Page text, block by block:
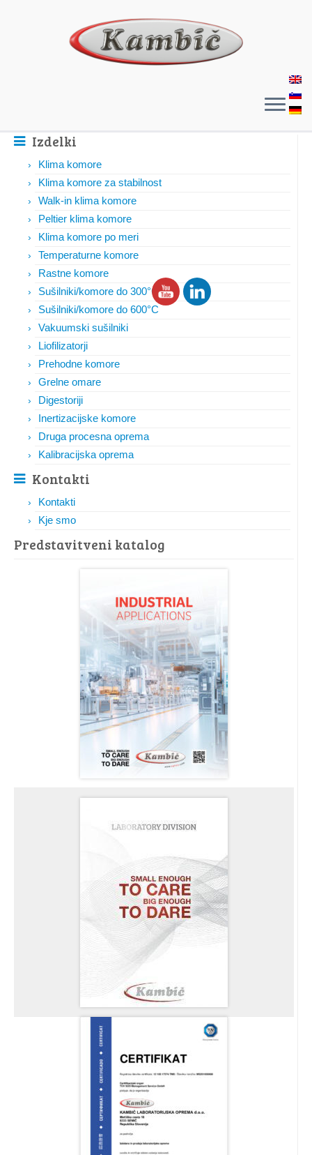
Izdelki
Klima komore
Klima komore za stabilnost
Walk-in klima komore
Peltier klima komore
Klima komore po meri
Temperaturne komore
Rastne komore
Sušilniki/komore do 300°C
Sušilniki/komore do 600°C
Vakuumski sušilniki
Liofilizatorji
Prehodne komore
Grelne omare
Digestoriji
Inertizacijske komore
Druga procesna oprema
Kalibracijska oprema
Kontakti
Kontakti
Kje smo
Predstavitveni katalog​​